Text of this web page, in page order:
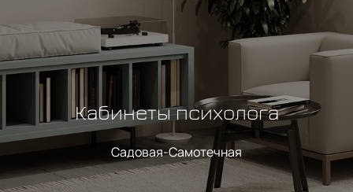
Кабинеты психолога
Садовая-Самотечная